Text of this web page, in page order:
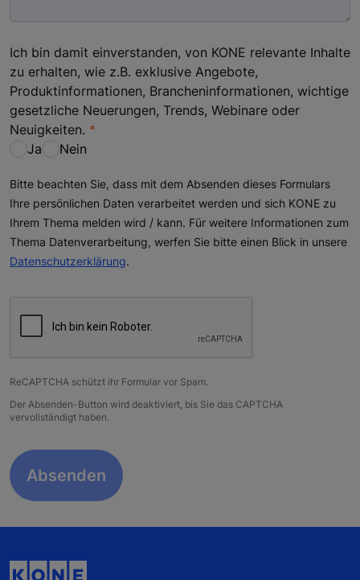
Ich bin damit einverstanden, von KONE relevante Inhalte
zu erhalten, wie z.B. exklusive Angebote,
Produktinformationen, Brancheninformationen, wichtige
gesetzliche Neuerungen, Trends, Webinare oder
Neuigkeiten.
Ja
Nein
Bitte beachten Sie, dass mit dem Absenden dieses Formulars
Ihre persönlichen Daten verarbeitet werden und sich KONE zu
Ihrem Thema melden wird / kann. Für weitere Informationen zum
Thema Datenverarbeitung, werfen Sie bitte einen Blick in unsere
Datenschutzerklärung.
ReCAPTCHA schützt ihr Formular vor Spam.
Der Absenden-Button wird deaktiviert, bis Sie das CAPTCHA
vervollständigt haben.